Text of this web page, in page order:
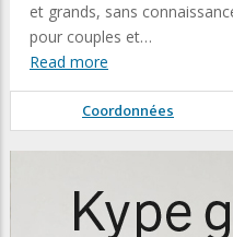
et grands, sans
pour couples et…
Read more
Coordonnées